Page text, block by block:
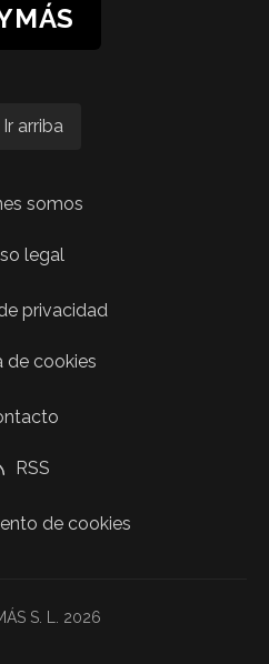
Ir arriba
somos
legal
privacidad
de cookies
RSS
de cookies
S. L. 2026